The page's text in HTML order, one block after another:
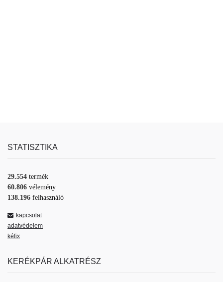
STATISZTIKA
29.554 termék
60.806 vélemény
138.196 felhasználó
kapcsolat
adatvédelem
kéfix
KERÉKPÁR ALKATRÉSZ